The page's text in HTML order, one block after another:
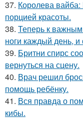
37. Королева
порцией красоты.
38. Теперь к
ноги каждый день,
39. Бритни спирс
вернуться на сцену.
40. Врач решил
помощь ребёнку.
41. Вся правда о
кибы.